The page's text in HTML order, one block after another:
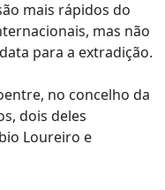
mais rápidos do
mas não
para a extradição.
no concelho da
dois deles
Loureiro e